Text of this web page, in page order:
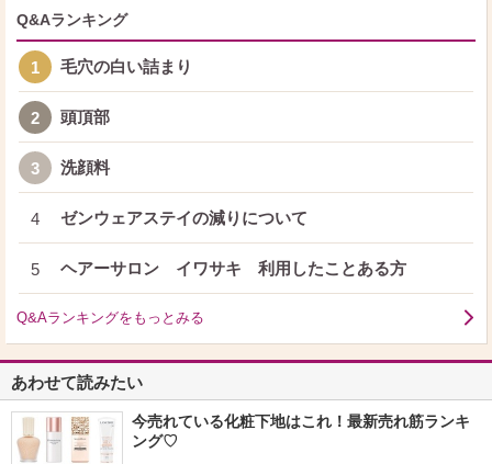
Q&Aランキング
1 毛穴の白い詰まり
2 頭頂部
3 洗顔料
4 ゼンウェアステイの減りについて
5 ヘアーサロン イワサキ 利用したことある方
Q&Aランキングをもっとみる
あわせて読みたい
今売れている化粧下地はこれ！最新売れ筋ランキ
ング♡